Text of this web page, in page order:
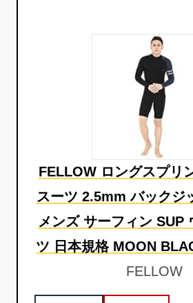
FELLOW ロングスプリ
スーツ 2.5mm バックジ
メンズ サーフィン SUP
ツ 日本規格 MOON
FELLOW